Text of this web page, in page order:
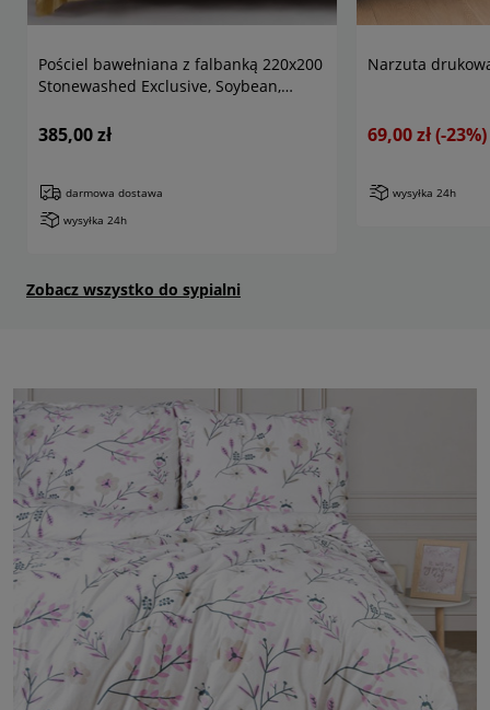
Pościel bawełniana z falbanką 220x200
Stonewashed Exclusive, Soybean,
385,00 zł
darmowa dostawa
wysyłka 24h
Narzuta
69,00 zł(-23%)
wysyłka 24h
Zobacz wszystko do sypialni